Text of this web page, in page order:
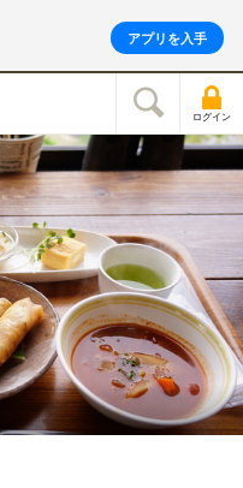
アプリを入手
ログイン